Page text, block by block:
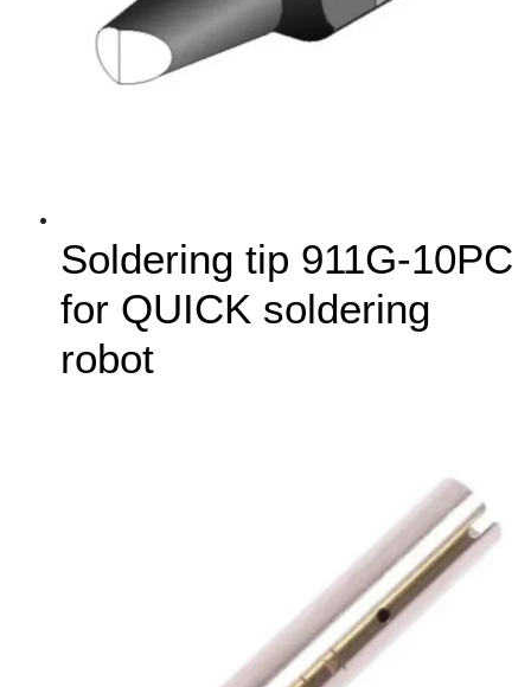
Soldering tip 911G-10PC
for QUICK soldering
robot